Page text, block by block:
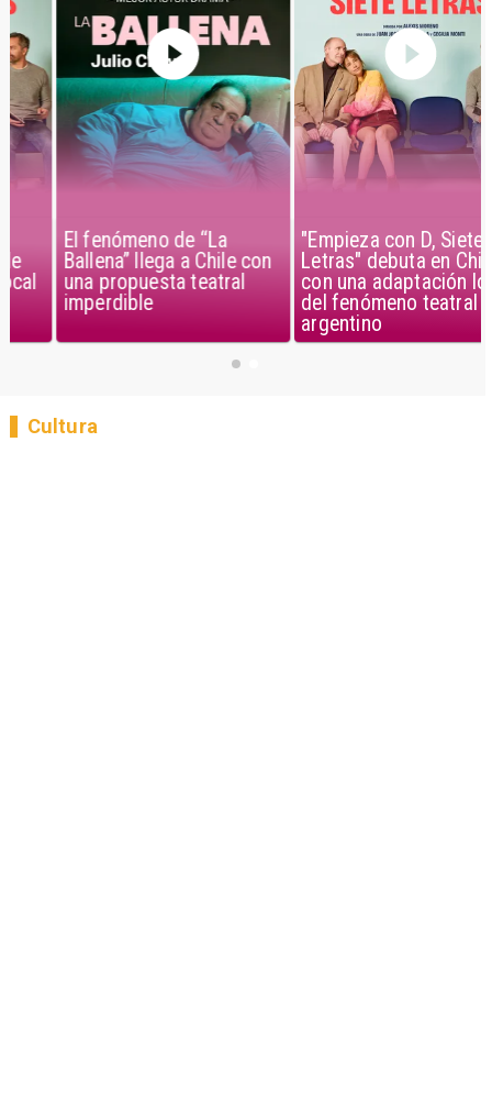
El fenómeno de “La
Ballena” llega a Chile con
una propuesta teatral
imperdible
"Empieza con D, Siete
Letras" debuta en Chile
con una adaptación local
del fenómeno teatral
argentino
Cultura